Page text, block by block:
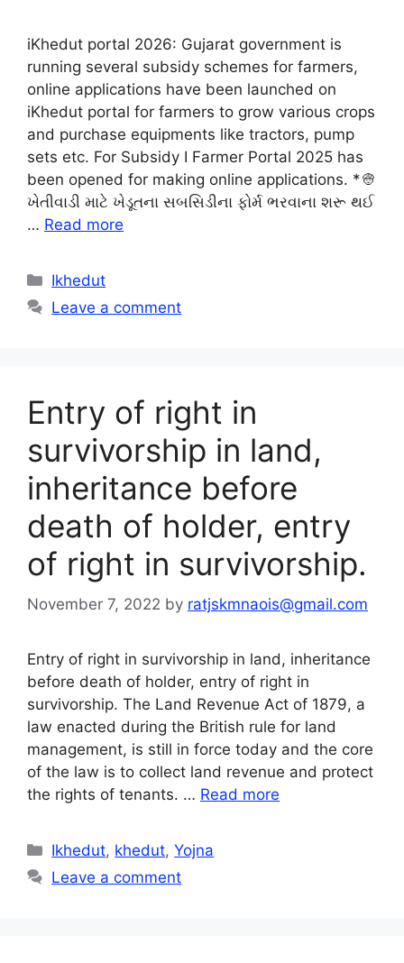
iKhedut portal 2026: Gujarat government is
running several subsidy schemes for farmers,
online applications have been launched on
iKhedut portal for farmers to grow various crops
and purchase equipments like tractors, pump
sets etc. For Subsidy I Farmer Portal 2025 has
been opened for making online applications. *👳
ખેતીવાડી માટે ખેડૂતના સબસિડીના ફોર્મ ભરવાના શરૂ થઈ
… Read more
Categories
Ikhedut
Leave a comment
Entry of right in
survivorship in land,
inheritance before
death of holder, entry
of right in survivorship.
November 7, 2022 by ratjskmnaois@gmail.com
Entry of right in survivorship in land, inheritance
before death of holder, entry of right in
survivorship. The Land Revenue Act of 1879, a
law enacted during the British rule for land
management, is still in force today and the core
of the law is to collect land revenue and protect
the rights of tenants. … Read more
Categories
Ikhedut, khedut,Yojna
Leave a comment